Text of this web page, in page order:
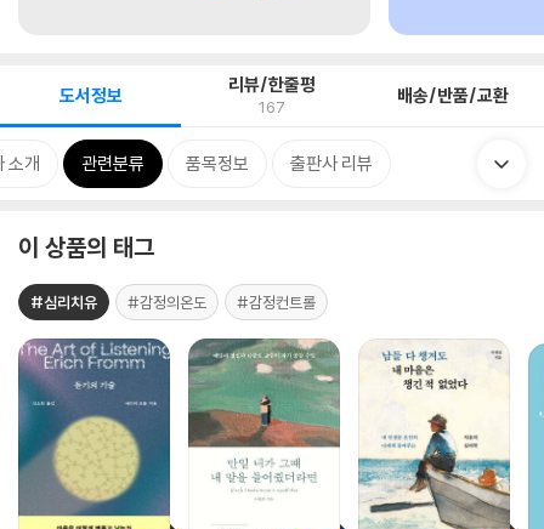
도서정보 리뷰/한줄평
167 배송/반품/교환
소개 관련분류 품목정보 출판사 리뷰
이 상품의 태그
#심리치유 #감정의온도 #감정컨트롤